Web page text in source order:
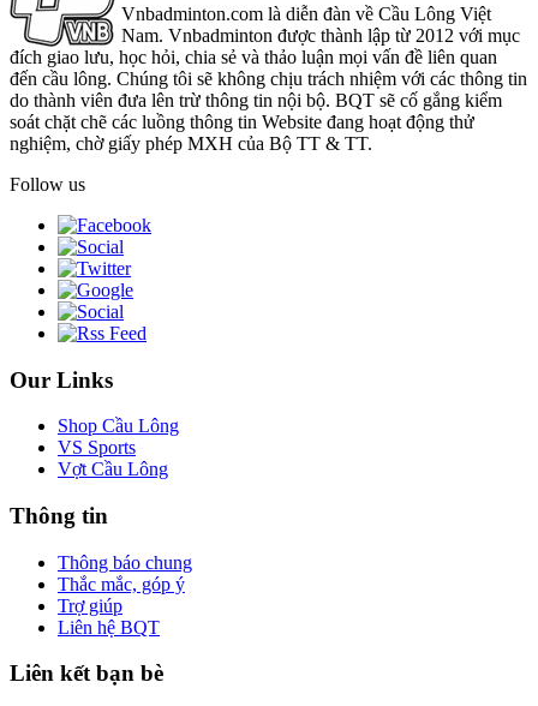
Vnbadminton.com là diễn đàn về Cầu Lông Việt
Nam. Vnbadminton được thành lập từ 2012 với mục
đích giao lưu, học hỏi, chia sẻ và thảo luận mọi vấn đề liên quan
đến cầu lông. Chúng tôi sẽ không chịu trách nhiệm với các thông tin
do thành viên đưa lên trừ thông tin nội bộ. BQT sẽ cố gắng kiểm
soát chặt chẽ các luồng thông tin Website đang hoạt động thử
nghiệm, chờ giấy phép MXH của Bộ TT & TT.
Follow us
Our Links
Shop Cầu Lông
VS Sports
Vợt Cầu Lông
Thông tin
Thông báo chung
Thắc mắc, góp ý
Trợ giúp
Liên hệ BQT
Liên kết bạn bè